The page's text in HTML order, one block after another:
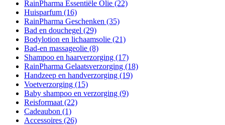
RainPharma Essentiële Olie (22)
Huisparfum (16)
RainPharma Geschenken (35)
Bad en douchegel (29)
Bodylotion en lichaamsolie (21)
Bad-en massageolie (8)
Shampoo en haarverzorging (17)
RainPharma Gelaatsverzorging (18)
Handzeep en handverzorging (19)
Voetverzorging (15)
Baby shampoo en verzorging (9)
Reisformaat (22)
Cadeaubon (1)
Accessoires (26)